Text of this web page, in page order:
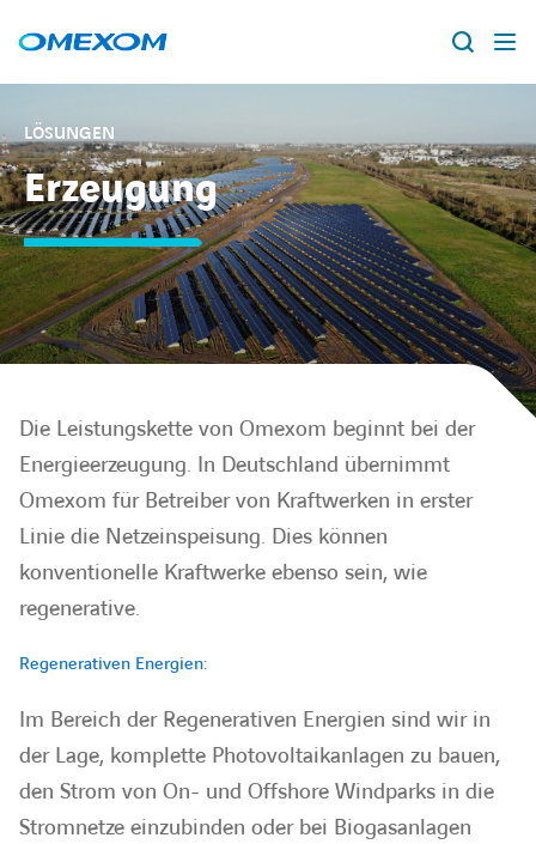
Über Omexom
Lösungen
Projekte
News
Karriere
facebook instagramyoutube
BARRIEREFREIHEIT
Suche
nach:
LÖSUNGEN
Erzeugung
Die Leistungskette von Omexom beginnt bei der
Energieerzeugung. In Deutschland übernimmt
Omexom für Betreiber von Kraftwerken in erster
Linie die Netzeinspeisung. Dies können
konventionelle Kraftwerke ebenso sein, wie
regenerative.
Regenerativen Energien:
Im Bereich der Regenerativen Energien sind wir in
der Lage, komplette Photovoltaikanlagen zu bauen,
den Strom von On- und Offshore Windparks in die
Stromnetze einzubinden oder bei Biogasanlagen